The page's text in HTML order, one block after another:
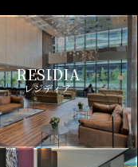
RESIDIA
レジディア